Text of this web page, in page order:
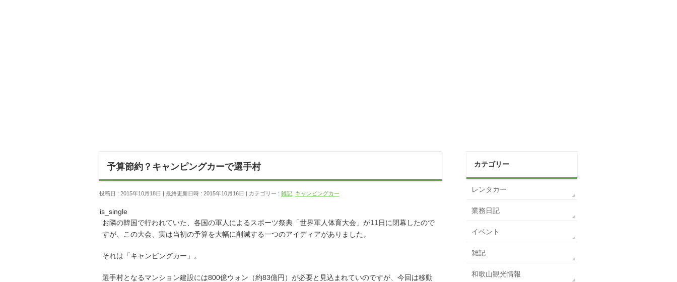
予算節約？キャンピングカーで選手村
投稿日 : 2015年10月18日 最終更新日時 : 2015年10月16日 カテゴリー : 雑記 キャンピングカー
is_single
お隣の韓国で行われていた、各国の軍人によるスポーツ祭典「世界軍人体育大会」が11日に閉幕したので
すが、この大会、実は当初の予算を大幅に削減する一つのアイディアがありました。
それは「キャンピングカー」。
選手村となるマンション建設には800億ウォン（約83億円）が必要と見込まれていのですが、今回は移動
カテゴリー
レンタカー
業務日記
イベント
雑記
和歌山観光情報